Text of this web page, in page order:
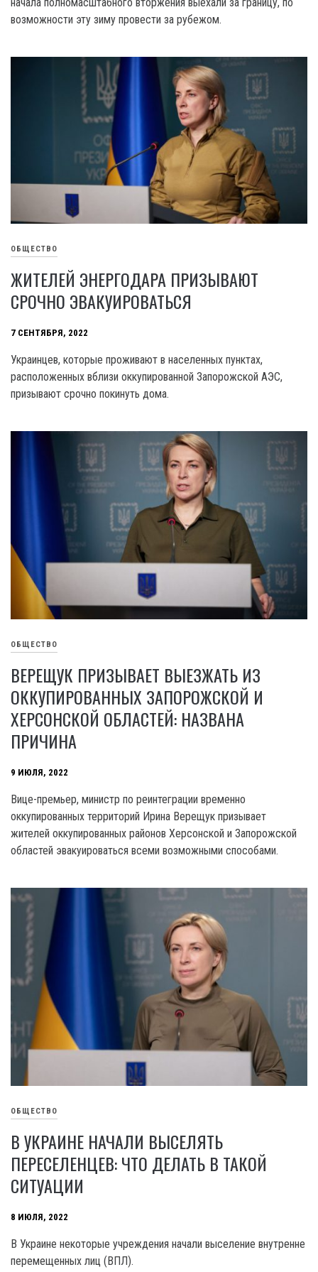
начала полномасштабного вторжения выехали за границу, по
возможности эту зиму провести за рубежом.
ОБЩЕСТВО
ЖИТЕЛЕЙ ЭНЕРГОДАРА ПРИЗЫВАЮТ
СРОЧНО ЭВАКУИРОВАТЬСЯ
7 СЕНТЯБРЯ, 2022
Украинцев, которые проживают в населенных пунктах,
расположенных вблизи оккупированной Запорожской АЭС,
призывают срочно покинуть дома.
ОБЩЕСТВО
ВЕРЕЩУК ПРИЗЫВАЕТ ВЫЕЗЖАТЬ ИЗ
ОККУПИРОВАННЫХ ЗАПОРОЖСКОЙ И
ХЕРСОНСКОЙ ОБЛАСТЕЙ: НАЗВАНА
ПРИЧИНА
9 ИЮЛЯ, 2022
Вице-премьер, министр по реинтеграции временно
оккупированных территорий Ирина Верещук призывает
жителей оккупированных районов Херсонской и Запорожской
областей эвакуироваться всеми возможными способами.
ОБЩЕСТВО
В УКРАИНЕ НАЧАЛИ ВЫСЕЛЯТЬ
ПЕРЕСЕЛЕНЦЕВ: ЧТО ДЕЛАТЬ В ТАКОЙ
СИТУАЦИИ
8 ИЮЛЯ, 2022
В Украине некоторые учреждения начали выселение внутренне
перемещенных лиц (ВПЛ).